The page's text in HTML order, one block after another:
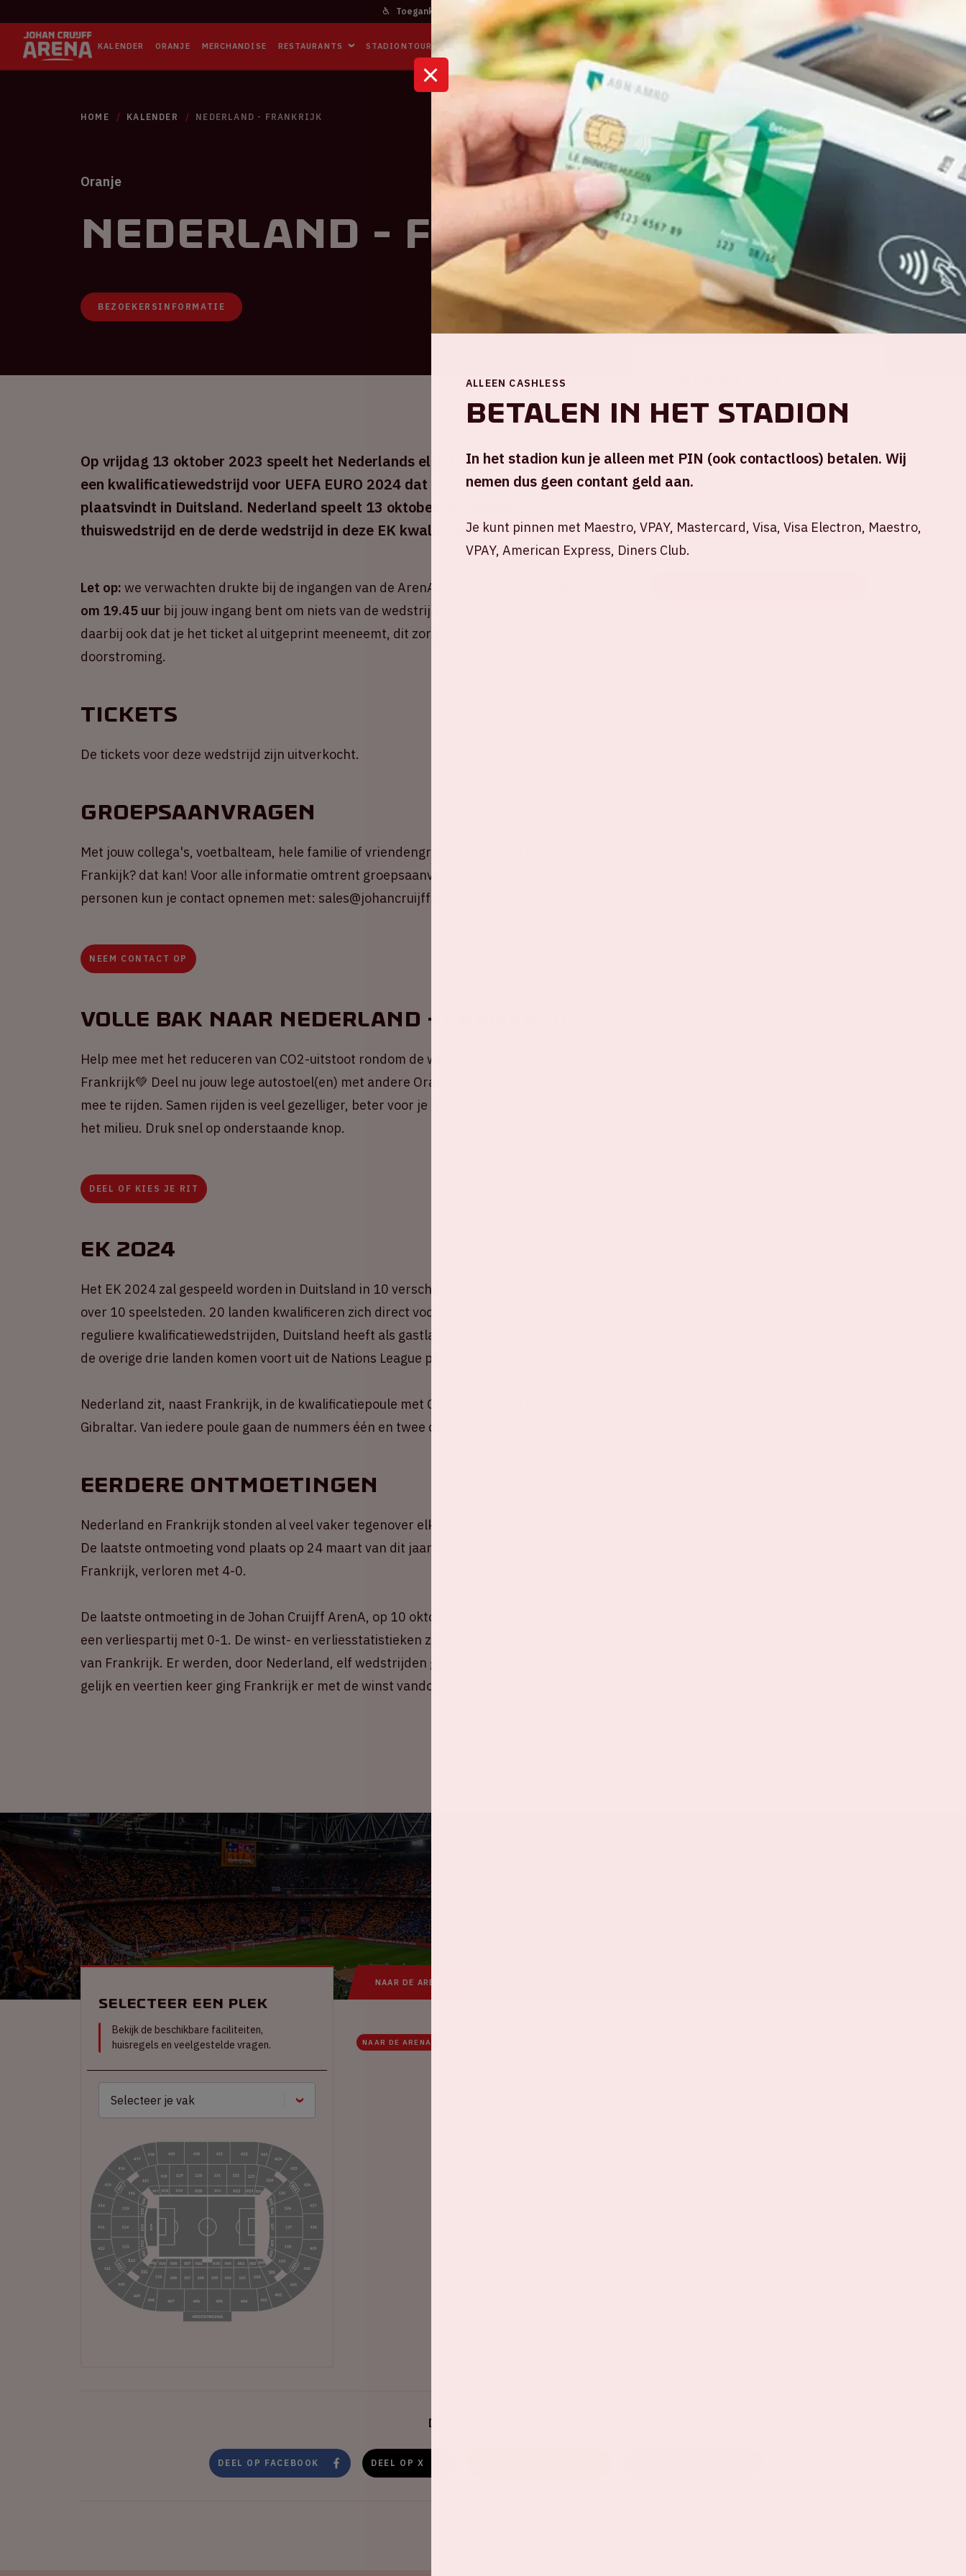
Toegankelijkheid Bereikbaarheid In het stadion Contact
KALENDER ORANJE MERCHANDISE RESTAURANTS STADIONTOURS NAAR DE ARENA BUSINESS EVENTS OVER ONS
HOME KALENDER NEDERLAND - FRANKRIJK
Oranje
Nederland - Frankrijk
BEZOEKERSINFORMATIE
Op vrijdag 13 oktober 2023 speelt het Nederlands elftal tegen Frankrijk. Dit is
een kwalificatiewedstrijd voor UEFA EURO 2024 dat van 14 juni tot 14 juli 2024
plaatsvindt in Duitsland. Nederland speelt 13 oktober de tweede
thuiswedstrijd en de derde wedstrijd in deze EK kwalificatie.
Let op: we verwachten drukte bij de ingangen van de ArenA. Zorg daarom dat je
om 19.45 uur bij jouw ingang bent om niets van de wedstrijd te hoeven missen. Zorg
daarbij ook dat je het ticket al uitgeprint meeneemt, dit zorgt voor een betere
doorstroming.
Tickets
De tickets voor deze wedstrijd zijn uitverkocht.
Groepsaanvragen
Met jouw collega's, voetbalteam, hele familie of vriendengroep naar Nederland -
Frankijk? dat kan! Voor alle informatie omtrent groepsaanvragen van 10 tot 70
personen kun je contact opnemen met: sales@johancruijffarena.nl
NEEM CONTACT OP
Volle Bak naar Nederland - Frankrijk
Help mee met het reduceren van CO2-uitstoot rondom de wedstrijd Nederland -
Frankrijk💚 Deel nu jouw lege autostoel(en) met andere Oranjefans of kies een rit uit om
mee te rijden. Samen rijden is veel gezelliger, beter voor je portemonnee én natuurlijk
het milieu. Druk snel op onderstaande knop.
DEEL OF KIES JE RIT
EK 2024
Het EK 2024 zal gespeeld worden in Duitsland in 10 verschillende stadions, verdeeld
over 10 speelsteden. 20 landen kwalificeren zich direct voor het eindtoernooi via de
reguliere kwalificatiewedstrijden, Duitsland heeft als gastland automatisch een ticket en
de overige drie landen komen voort uit de Nations League play-offs.
Nederland zit, naast Frankrijk, in de kwalificatiepoule met Griekenland, Ierland en
Gibraltar. Van iedere poule gaan de nummers één en twee direct door.
Eerdere ontmoetingen
Nederland en Frankrijk stonden al veel vaker tegenover elkaar in diverse competities.
De laatste ontmoeting vond plaats op 24 maart van dit jaar. De wedstrijd ging toen, in
Frankrijk, verloren met 4-0.
De laatste ontmoeting in de Johan Cruijff ArenA, op 10 oktober 2016, eindigde ook in
een verliespartij met 0-1. De winst- en verliesstatistieken zijn sowieso in het voordeel
van Frankrijk. Er werden, door Nederland, elf wedstrijden gewonnen, vier eindigden
gelijk en veertien keer ging Frankrijk er met de winst vandoor.
Vr 13 oktober 2023
Johan Cruijff ArenA
+ Voeg toe aan agenda
NAAR DE ARENA
NAAR DE ARENA
Selecteer een plek
Bekijk de beschikbare faciliteiten,
huisregels en veelgestelde vragen.
Deel dit evenement
DEEL OP FACEBOOK DEEL OP X
ALLEEN CASHLESS
Betalen in het stadion
In het stadion kun je alleen met PIN (ook contactloos) betalen. Wij
nemen dus geen contant geld aan.
Je kunt pinnen met Maestro, VPAY, Mastercard, Visa, Visa Electron, Maestro,
VPAY, American Express, Diners Club.